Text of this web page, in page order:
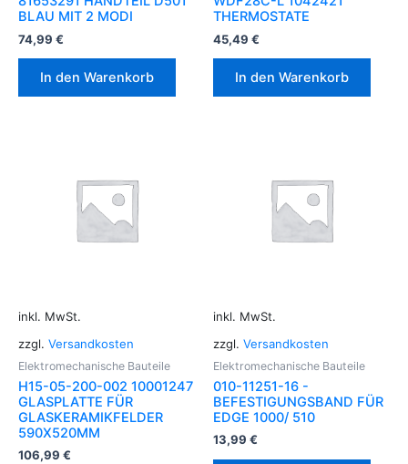
BLAU MIT 2 MODI
74,99 €
In den Warenkorb
THERMOSTATE
45,49 €
In den Warenkorb
inkl. MwSt.
zzgl. Versandkosten
Elektromechanische Bauteile
H15-05-200-002 10001247
GLASPLATTE FÜR
GLASKERAMIKFELDER
590X520MM
106,99 €
inkl. MwSt.
zzgl. Versandkosten
Elektromechanische Bauteile
010-11251-16 -
BEFESTIGUNGSBAND FÜR
EDGE 1000/ 510
13,99 €